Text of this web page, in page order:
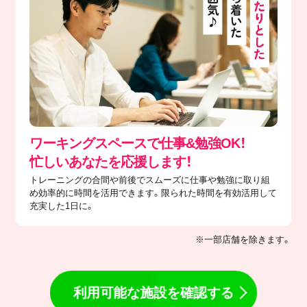
ワーキングスペースで仕事&勉強OK！
忙しいあなたを応援します！
トレーニングの合間や前後でスムーズに仕事や勉強に取り組
め効率的に時間を活用できます。限られた時間を有効活用して
充実した1日に。
※一部店舗を除きます。
利用可能な施設を確認する